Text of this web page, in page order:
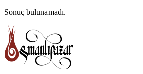
Sonuç bulunamadı.